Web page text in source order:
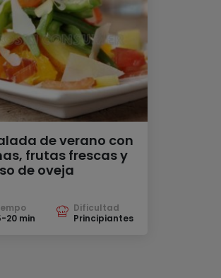
de verano con
frutas frescas y
de oveja
20 min
Dificultad
Principiantes